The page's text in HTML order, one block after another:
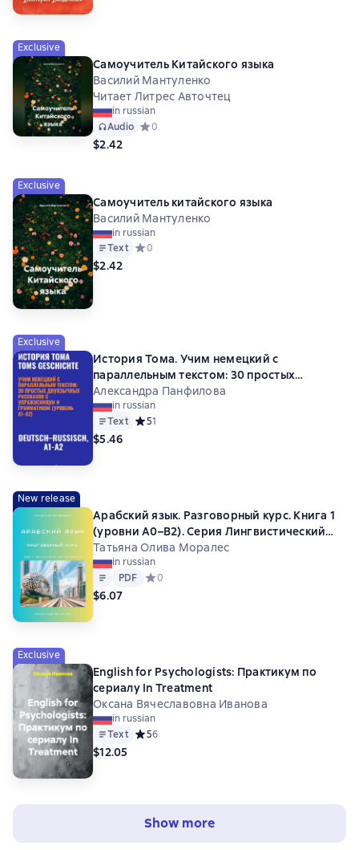
Exclusive
Самоучитель Китайского языка
Василий Мантуленко
Читает Литрес Авточтец
in russian
Audio Средний рейтинг 0 на основе 0 оценок
0
$2.42
Exclusive
Самоучитель китайского языка
Василий Мантуленко
in russian
Text Средний рейтинг 0 на основе 0 оценок
0
$2.42
Exclusive
История Тома. Учим немецкий с
параллельным текстом: 30 простых
двуязычных рассказов с упражнениями и
грамматикой (уровень A1–A2)
Александра Панфилова
in russian
Text Средний рейтинг 5 на основе 1 оценок
51
$5.46
New release
Арабский язык. Разговорный курс. Книга 1
(уровни А0–В2). Серия Лингвистический
Реаниматор
Татьяна Олива Моралес
in russian
Text
PDF
PDF Средний рейтинг 0 на основе 0 оценок
0
$6.07
Exclusive
English for Psychologists: Практикум по
сериалу In Treatment
Оксана Вячеславовна Иванова
in russian
Text Средний рейтинг 5 на основе 6 оценок
56
$12.05
Show more